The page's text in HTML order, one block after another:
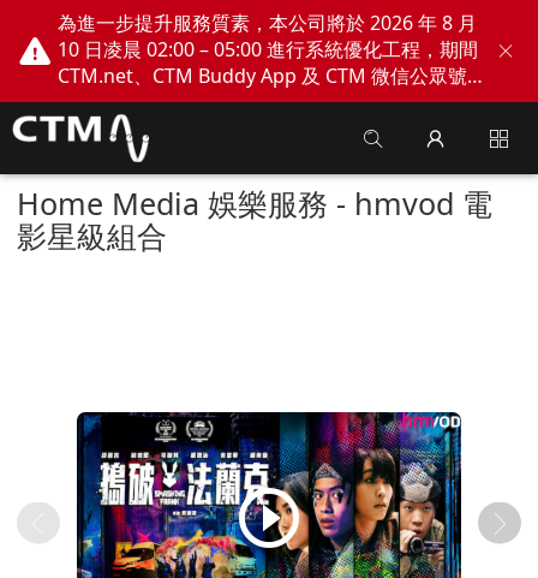
為進一步提升服務質素，本公司將於 2026 年 8 月
10 日凌晨 02:00 – 05:00 進行系統優化工程，期間
CTM.net、CTM Buddy App 及 CTM 微信公眾號
網上服務將會暫停。不便之處，敬請見諒！
Home Media 娛樂服務 - hmvod 電
影星級組合
